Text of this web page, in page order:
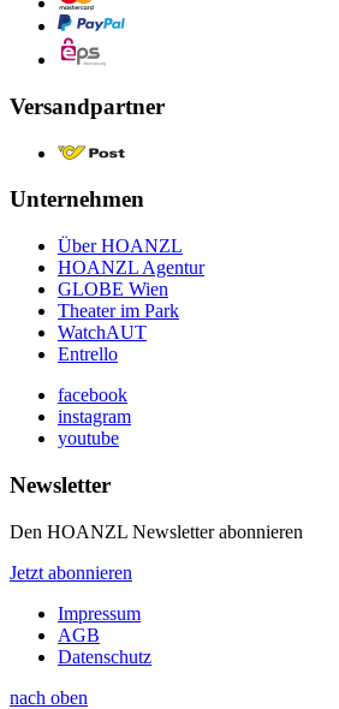
Versandpartner
Unternehmen
Über HOANZL
HOANZL Agentur
GLOBE Wien
Theater im Park
WatchAUT
Entrello
facebook
instagram
youtube
Newsletter
Den HOANZL Newsletter abonnieren
Jetzt abonnieren
Impressum
AGB
Datenschutz
nach oben